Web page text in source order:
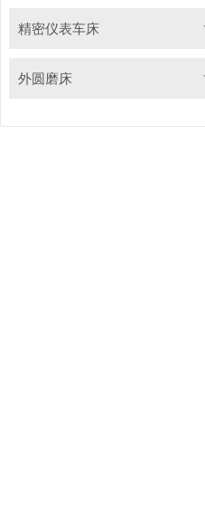
精密仪表车床
外圆磨床